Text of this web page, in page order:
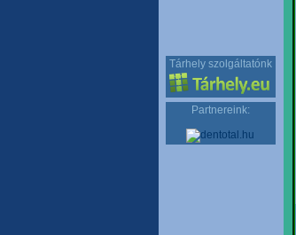
Tárhely szolgáltatónk
Partnereink: